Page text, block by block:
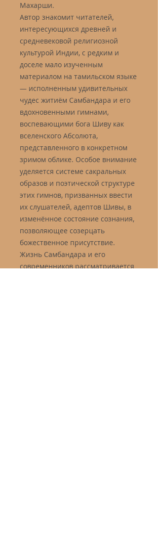
Махарши.
Автор знакомит читателей,
интересующихся древней и
средневековой религиозной
культурой Индии, с редким и
доселе мало изученным
материалом на тамильском языке
— исполненным удивительных
чудес житиём Самбандара и его
вдохновенными гимнами,
воспевающими бога Шиву как
вселенского Абсолюта,
представленного в конкретном
зримом облике. Особое внимание
уделяется системе сакральных
образов и поэтической структуре
этих гимнов, призванных ввести
их слушателей, адептов Шивы, в
изменённое состояние сознания,
позволяющее созерцать
божественное присутствие.
Жизнь Самбандара и его
современников рассматривается